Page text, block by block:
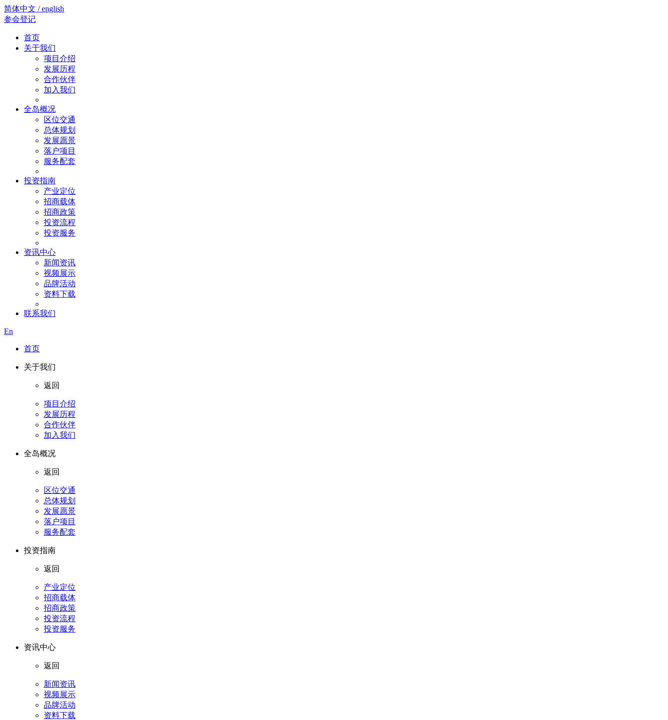
简体中文 / english
参会登记
首页
关于我们
项目介绍
发展历程
合作伙伴
加入我们
全岛概况
区位交通
总体规划
发展愿景
落户项目
服务配套
投资指南
产业定位
招商载体
招商政策
投资流程
投资服务
资讯中心
新闻资讯
视频展示
品牌活动
资料下载
联系我们
En
首页
关于我们
返回
项目介绍
发展历程
合作伙伴
加入我们
全岛概况
返回
区位交通
总体规划
发展愿景
落户项目
服务配套
投资指南
返回
产业定位
招商载体
招商政策
投资流程
投资服务
资讯中心
返回
新闻资讯
视频展示
品牌活动
资料下载